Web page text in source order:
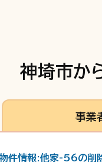
神埼市か
事業
件情報:他家-56の削